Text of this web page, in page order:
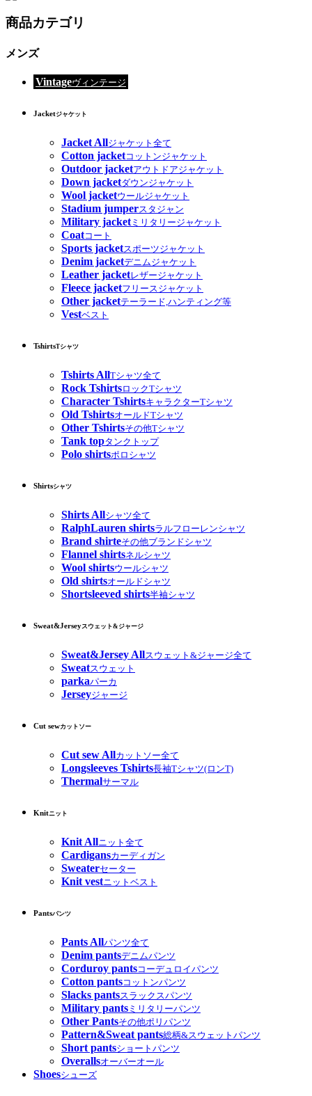
商品カテゴリ
メンズ
Vintageヴィンテージ
Jacketジャケット
Jacket Allジャケット全て
Cotton jacketコットンジャケット
Outdoor jacketアウトドアジャケット
Down jacketダウンジャケット
Wool jacketウールジャケット
Stadium jumperスタジャン
Military jacketミリタリージャケット
Coatコート
Sports jacketスポーツジャケット
Denim jacketデニムジャケット
Leather jacketレザージャケット
Fleece jacketフリースジャケット
Other jacketテーラード,ハンティング等
Vestベスト
TshirtsTシャツ
Tshirts AllTシャツ全て
Rock TshirtsロックTシャツ
Character TshirtsキャラクターTシャツ
Old TshirtsオールドTシャツ
Other Tshirtsその他Tシャツ
Tank topタンクトップ
Polo shirtsポロシャツ
Shirtsシャツ
Shirts Allシャツ全て
RalphLauren shirtsラルフローレンシャツ
Brand shirteその他ブランドシャツ
Flannel shirtsネルシャツ
Wool shirtsウールシャツ
Old shirtsオールドシャツ
Shortsleeved shirts半袖シャツ
Sweat&Jerseyスウェット&ジャージ
Sweat&Jersey Allスウェット&ジャージ全て
Sweatスウェット
parkaパーカ
Jerseyジャージ
Cut sewカットソー
Cut sew Allカットソー全て
Longsleeves Tshirts長袖Tシャツ(ロンT)
Thermalサーマル
Knitニット
Knit Allニット全て
Cardigansカーディガン
Sweaterセーター
Knit vestニットベスト
Pantsパンツ
Pants Allパンツ全て
Denim pantsデニムパンツ
Corduroy pantsコーデュロイパンツ
Cotton pantsコットンパンツ
Slacks pantsスラックスパンツ
Military pants ミリタリーパンツ
Other Pantsその他ポリパンツ
Pattern&Sweat pants総柄&スウェットパンツ
Short pantsショートパンツ
Overallsオーバーオール
Shoesシューズ